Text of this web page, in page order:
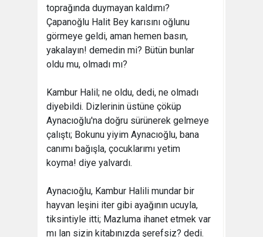
toprağında duymayan kaldımı?
Çapanoğlu Halit Bey karısını oğlunu
görmeye geldi, aman hemen basın,
yakalayın! demedin mi? Bütün bunlar
oldu mu, olmadı mı?
Kambur Halil; ne oldu, dedi, ne olmadı
diyebildi. Dizlerinin üstüne çöküp
Aynacıoğlu'na doğru sürünerek gelmeye
çalıştı; Bokunu yiyim Aynacıoğlu, bana
canımı bağışla, çocuklarımı yetim
koyma! diye yalvardı.
Aynacıoğlu, Kambur Halili mundar bir
hayvan leşini iter gibi ayağının ucuyla,
tiksintiyle itti; Mazluma ihanet etmek var
mı lan sizin kitabınızda şerefsiz? dedi.